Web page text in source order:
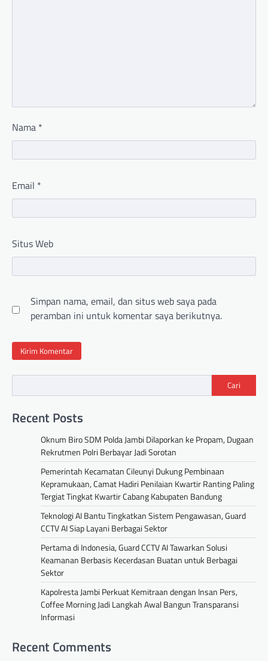
Nama *
Email *
Situs Web
Simpan nama, email, dan situs web saya pada
peramban ini untuk komentar saya berikutnya.
Cari
Recent Posts
Oknum Biro SDM Polda Jambi Dilaporkan ke Propam, Dugaan
Rekrutmen Polri Berbayar Jadi Sorotan
Pemerintah Kecamatan Cileunyi Dukung Pembinaan
Kepramukaan, Camat Hadiri Penilaian Kwartir Ranting Paling
Tergiat Tingkat Kwartir Cabang Kabupaten Bandung
Teknologi AI Bantu Tingkatkan Sistem Pengawasan, Guard
CCTV AI Siap Layani Berbagai Sektor
Pertama di Indonesia, Guard CCTV AI Tawarkan Solusi
Keamanan Berbasis Kecerdasan Buatan untuk Berbagai
Sektor
Kapolresta Jambi Perkuat Kemitraan dengan Insan Pers,
Coffee Morning Jadi Langkah Awal Bangun Transparansi
Informasi
Recent Comments